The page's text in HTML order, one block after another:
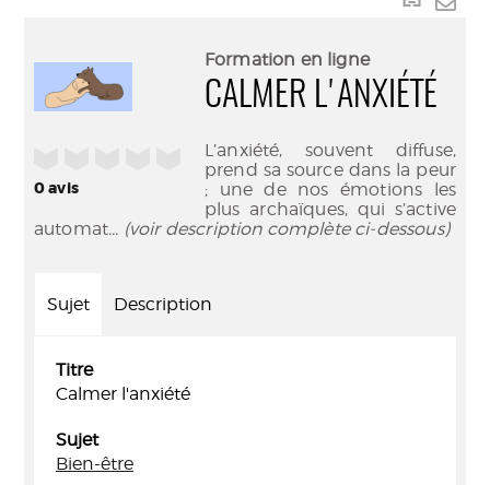
0avis
Formation en ligne
CALMER L'ANXIÉTÉ
L’anxiété, souvent diffuse,
prend sa source dans la peur
; une de nos émotions les
plus archaïques, qui s’active
automat... (voir description complète ci-dessous)
Sujet Description
Titre
Calmer l'anxiété
Sujet
Bien-être